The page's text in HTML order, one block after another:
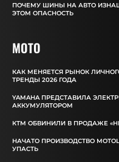
ПОЧЕМУ ШИНЫ НА АВТО
ЭТОМ ОПАСНОСТЬ
MOTO
КАК МЕНЯЕТСЯ РЫНОК
ТРЕНДЫ 2026 ГОДА
YAMAHA ПРЕДСТАВИЛА
АККУМУЛЯТОРОМ
КТМ ОБВИНИЛИ В ПРОДАЖЕ
НАЧАТО ПРОИЗВОДСТВО
УПАСТЬ